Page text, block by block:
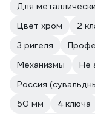
Для
Цвет хром
2
3 ригеля
Механизмы
Не
Россия
50 мм
4 ключа